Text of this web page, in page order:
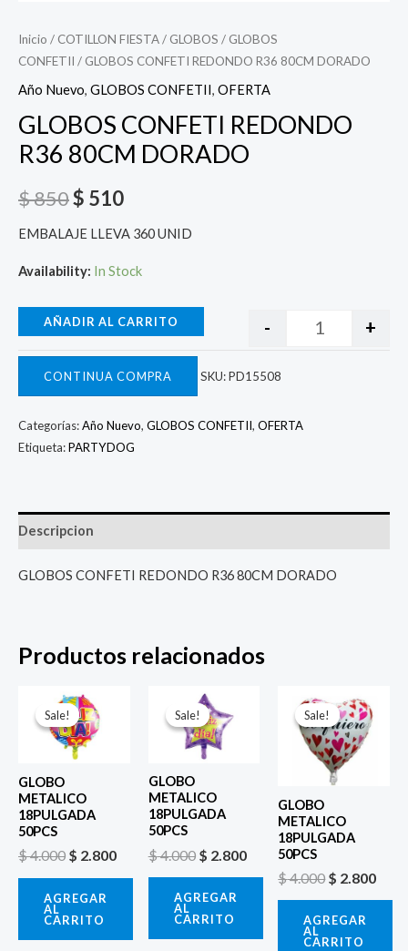
Inicio / COTILLON FIESTA/ GLOBOS / GLOBOS
CONFETII / GLOBOS CONFETI REDONDO R36 80CM DORADO
Año Nuevo, GLOBOS CONFETII, OFERTA
GLOBOS CONFETI REDONDO
R36 80CM DORADO
$850$ 510
EMBALAJE LLEVA 360 UNID
Availability: In Stock
- +
AÑADIR AL CARRITO
CONTINUA COMPRA SKU:PD15508
Categorías:Año Nuevo, GLOBOS CONFETII, OFERTA
Etiqueta:PARTYDOG
Descripcion
GLOBOS CONFETI REDONDO R36 80CM DORADO
Productos relacionados
Sale!
Sale!
GLOBO
METALICO
18PULGADA
50PCS
$4.000
El
precio
original
era:
$ 2.800
AGREGAR
AL
CARRITO
Sale!
Sale!
GLOBO
METALICO
18PULGADA
50PCS
$4.000
El
precio
original
era:
$ 2.800
AGREGAR
AL
CARRITO
Sale!
Sale!
GLOBO
METALICO
18PULGADA
50PCS
$4.000
precio
original
era:
$ 4.000.
$ 2.800
AGREGAR
AL
CARRITO